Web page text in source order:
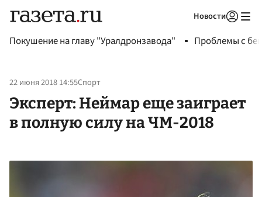
Новости
Покушение на главу "Уралдронзавода" Проблемы с
22 июня 2018 14:55Спорт
Эксперт: Неймар еще заиграет
в полную силу на ЧМ-2018